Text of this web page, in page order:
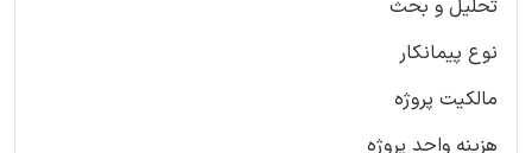
تحلیل و بحث
نوع پیمانکار
مالکیت پروژه
هزینه واحد پروژه